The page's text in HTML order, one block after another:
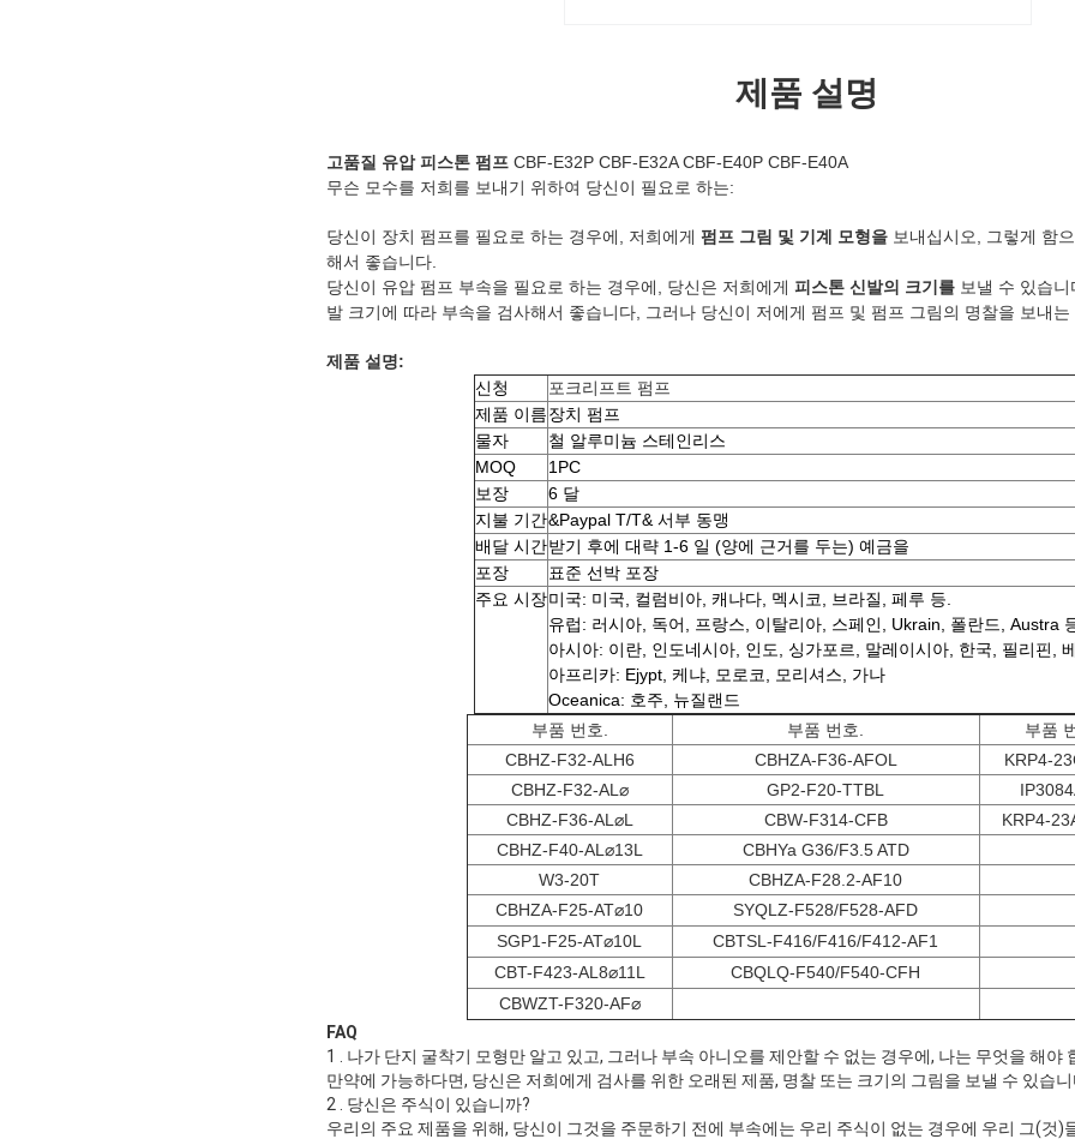
제품 설명
고품질 유압 피스톤 펌프 CBF-E32P CBF-E32A CBF-E40P CBF-E40A
무슨 모수를 저희를 보내기 위하여 당신이 필요로 하는:
당신이 장치 펌프를 필요로 하는 경우에, 저희에게 펌프 그림 및 기계 모형을 보내십시오, 그렇게 함
해서 좋습니다.
당신이 유압 펌프 부속을 필요로 하는 경우에, 당신은 저희에게 피스톤 신발의 크기를 보낼 수 있습
발 크기에 따라 부속을 검사해서 좋습니다, 그러나 당신이 저에게 펌프 및 펌프 그림의 명찰을 보내
제품 설명:
신청
포크리프트 펌프
제품 이름장치 펌프
물자
철 알루미늄 스테인리스
MOQ
1PC
보장
6 달
지불 기간&Paypal T/T& 서부 동맹
배달 시간받기 후에 대략 1-6 일 (양에 근거를 두는) 예금을
포장
표준 선박 포장
주요 시장미국: 미국, 컬럼비아, 캐나다, 멕시코, 브라질, 페루 등.
유럽: 러시아, 독어, 프랑스, 이탈리아, 스페인, Ukrain, 폴란드, Austra
아시아: 이란, 인도네시아, 인도, 싱가포르, 말레이시아, 한국, 필리핀,
아프리카: Ejypt, 케냐, 모로코, 모리셔스, 가나
Oceanica: 호주, 뉴질랜드
부품 번호.
부품 번호.
부품
CBHZ-F32-ALH6
CBHZA-F36-AFOL
KRP4-
CBHZ-F32-AL⌀
GP2-F20-TTBL
CBHZ-F36-AL⌀L
CBW-F314-CFB
KRP4-
CBHZ-F40-AL⌀13L
CBHYa G36/F3.5 ATD
W3-20T
CBHZA-F28.2-AF10
CBHZA-F25-AT⌀10
SYQLZ-F528/F528-AFD
SGP1-F25-AT⌀10L
CBTSL-F416/F416/F412-AF1
CBT-F423-AL8⌀11L
CBQLQ-F540/F540-CFH
CBWZT-F320-AF⌀
FAQ
1 . 나가 단지 굴착기 모형만 알고 있고, 그러나 부속 아니오를 제안할 수 없는 경우에, 나는 무엇을 해야
만약에 가능하다면, 당신은 저희에게 검사를 위한 오래된 제품, 명찰 또는 크기의 그림을 보낼 수 있습
2 . 당신은 주식이 있습니까?
우리의 주요 제품을 위해, 당신이 그것을 주문하기 전에 부속에는 우리 주식이 없는 경우에 우리 그(것)